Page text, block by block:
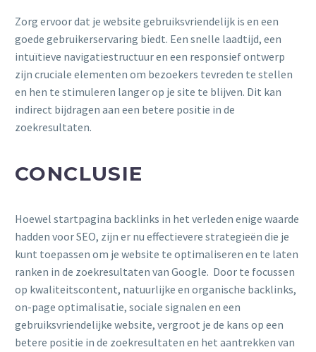
Zorg ervoor dat je website gebruiksvriendelijk is en een
goede gebruikerservaring biedt. Een snelle laadtijd, een
intuïtieve navigatiestructuur en een responsief ontwerp
zijn cruciale elementen om bezoekers tevreden te stellen
en hen te stimuleren langer op je site te blijven. Dit kan
indirect bijdragen aan een betere positie in de
zoekresultaten.
CONCLUSIE
Hoewel startpagina backlinks in het verleden enige waarde
hadden voor SEO, zijn er nu effectievere strategieën die je
kunt toepassen om je website te optimaliseren en te laten
ranken in de zoekresultaten van Google. Door te focussen
op kwaliteitscontent, natuurlijke en organische backlinks,
on-page optimalisatie, sociale signalen en een
gebruiksvriendelijke website, vergroot je de kans op een
betere positie in de zoekresultaten en het aantrekken van